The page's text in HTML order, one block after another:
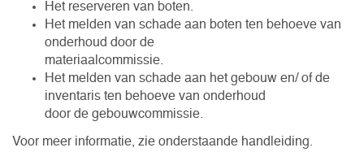
Het reserveren van boten.
Het melden van schade aan boten ten behoeve van
onderhoud door de
materiaalcommissie.
Het melden van schade aan het gebouw en/ of de
inventaris ten behoeve van onderhoud
door de gebouwcommissie.
Voor meer informatie, zie onderstaande handleiding.